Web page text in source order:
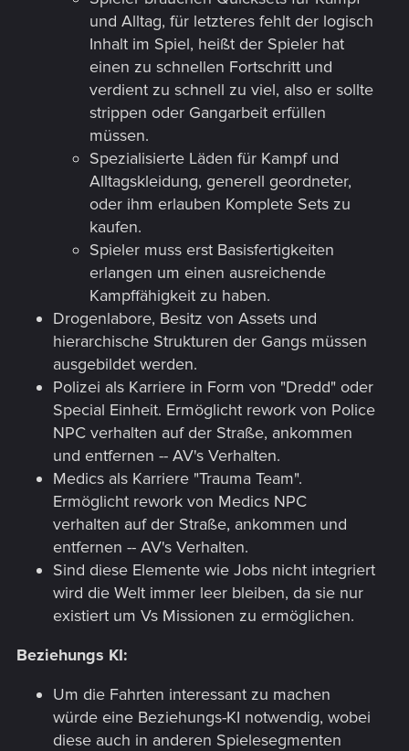
und Alltag, für letzteres fehlt der logisch
Inhalt im Spiel, heißt der Spieler hat
einen zu schnellen Fortschritt und
verdient zu schnell zu viel, also er sollte
strippen oder Gangarbeit erfüllen
müssen.
Spezialisierte Läden für Kampf und
Alltagskleidung, generell geordneter,
oder ihm erlauben Komplete Sets zu
kaufen.
Spieler muss erst Basisfertigkeiten
erlangen um einen ausreichende
Kampffähigkeit zu haben.
Drogenlabore, Besitz von Assets und
hierarchische Strukturen der Gangs müssen
ausgebildet werden.
Polizei als Karriere in Form von "Dredd" oder
Special Einheit. Ermöglicht rework von Police
NPC verhalten auf der Straße, ankommen
und entfernen -- AV's Verhalten.
Medics als Karriere "Trauma Team".
Ermöglicht rework von Medics NPC
verhalten auf der Straße, ankommen und
entfernen -- AV's Verhalten.
Sind diese Elemente wie Jobs nicht integriert
wird die Welt immer leer bleiben, da sie nur
existiert um Vs Missionen zu ermöglichen.
Beziehungs KI:
Um die Fahrten interessant zu machen
würde eine Beziehungs-KI notwendig, wobei
diese auch in anderen Spielesegmenten